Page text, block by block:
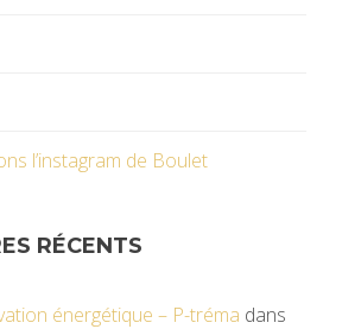
l’instagram de Boulet
RÉCENTS
énergétique – P-tréma dans